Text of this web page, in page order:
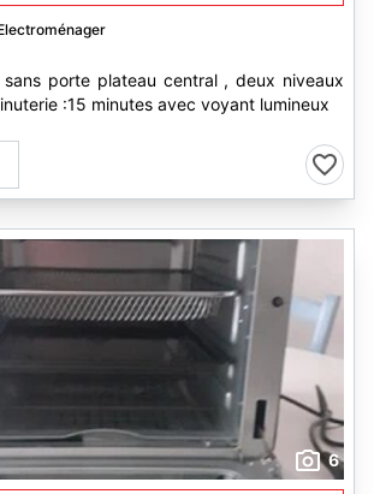
porte plateau central , deux niveaux
:15 minutes avec voyant lumineux
6